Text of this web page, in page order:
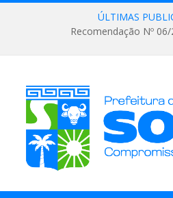
ÚLTIMAS
Recomendação Nº 06/